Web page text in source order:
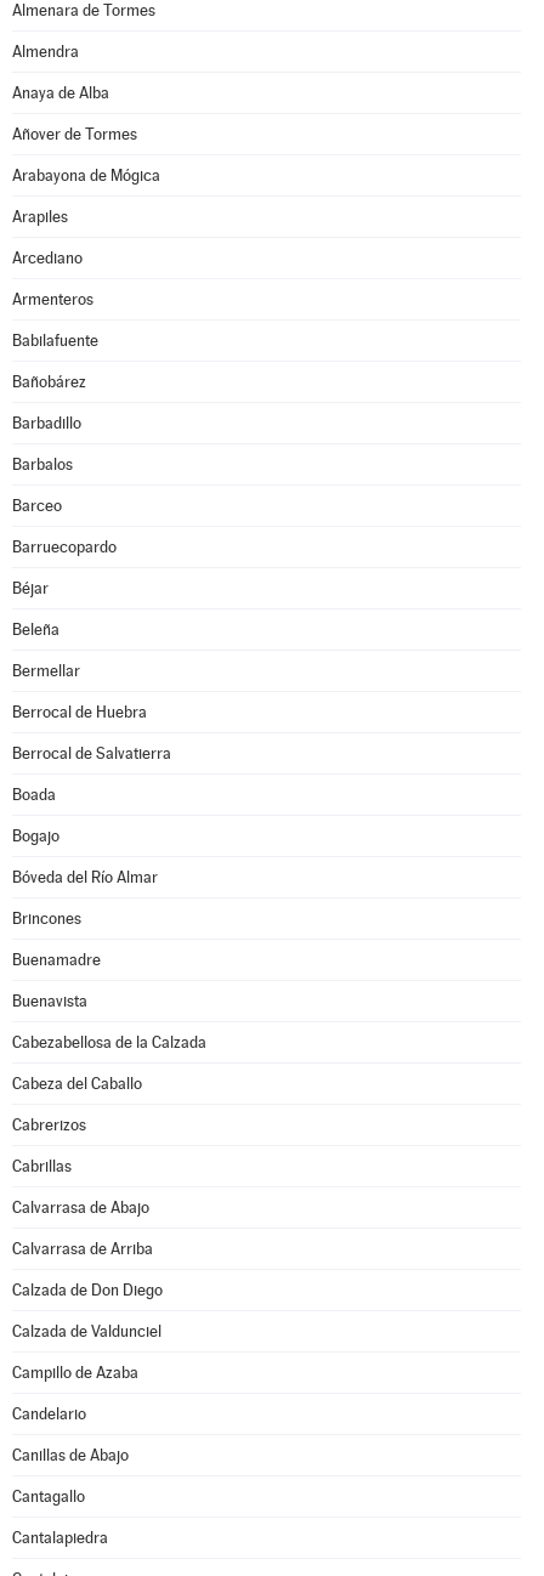
Almenara de Tormes
Almendra
Anaya de Alba
Añover de Tormes
Arabayona de Mógica
Arapiles
Arcediano
Armenteros
Babilafuente
Bañobárez
Barbadillo
Barbalos
Barceo
Barruecopardo
Béjar
Beleña
Bermellar
Berrocal de Huebra
Berrocal de Salvatierra
Boada
Bogajo
Bóveda del Río Almar
Brincones
Buenamadre
Buenavista
Cabezabellosa de la Calzada
Cabeza del Caballo
Cabrerizos
Cabrillas
Calvarrasa de Abajo
Calvarrasa de Arriba
Calzada de Don Diego
Calzada de Valdunciel
Campillo de Azaba
Candelario
Canillas de Abajo
Cantagallo
Cantalapiedra